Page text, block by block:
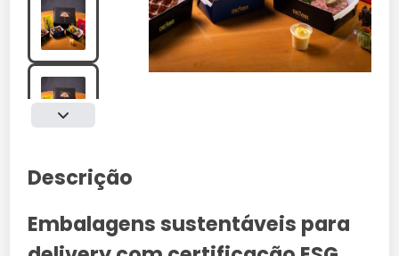
Descrição
Embalagens sustentáveis para